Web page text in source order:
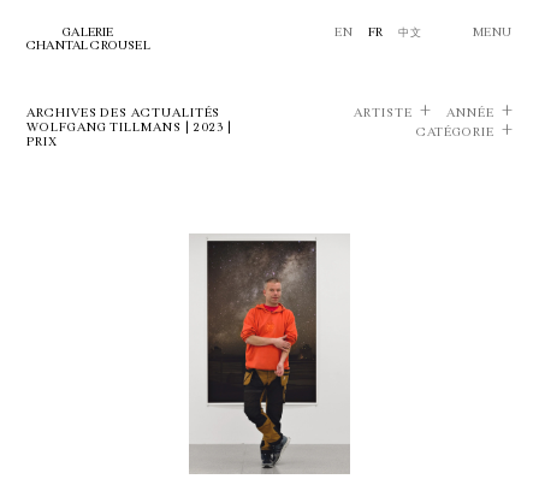
GALERIE
CHANTAL CROUSEL
EN FR 中文 MENU
ARCHIVES DES ACTUALITÉS
WOLFGANG TILLMANS | 2023 |
PRIX
ARTISTE
ANNÉE
CATÉGORIE